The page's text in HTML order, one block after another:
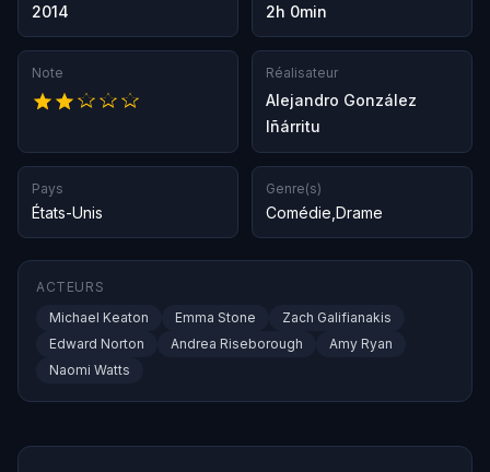
2014 2h 0min
Note Réalisateur
Alejandro González
Iñárritu
Pays
États-Unis
Genre(s)
Comédie Drame
ACTEURS
Michael Keaton
Emma Stone
Zach Galifianakis
Edward Norton
Andrea Riseborough
Amy Ryan
Naomi Watts